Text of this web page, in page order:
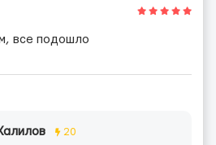
все подошло
20